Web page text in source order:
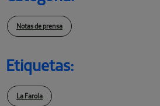
Notas de prensa
Etiquetas:
La Farola